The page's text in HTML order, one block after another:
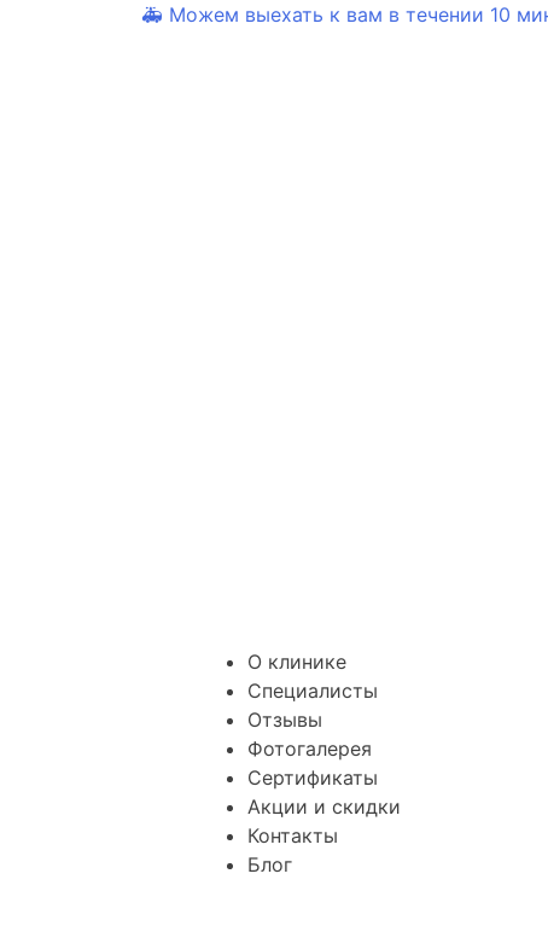
🚑 Можем выехать к вам в течении 10
О клинике
Специалисты
Отзывы
Фотогалерея
Сертификаты
Акции и скидки
Контакты
Блог